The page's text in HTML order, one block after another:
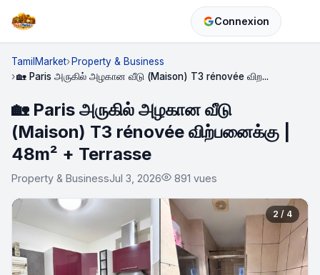
Connexion
TamilMarket Property & Business
🏡 Paris அருகில் அழகான வீடு (Maison) T3 rénovée விற...
🏡 Paris அருகில் அழகான வீடு
(Maison) T3 rénovée விற்பனைக்கு |
48m² + Terrasse
Property & BusinessJul 3, 2026 891 vues
2 / 4